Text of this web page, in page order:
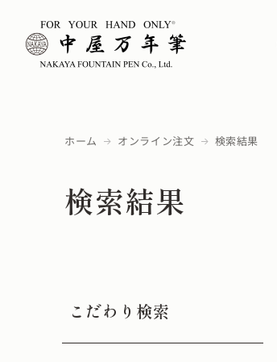
ホーム オンライン注文 検索結果
検索結果
こだわり検索